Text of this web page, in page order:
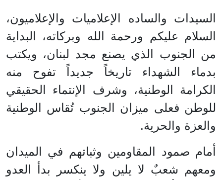
السيدات والساده الإعلاميات والإعلاميون،
السلام عليكم ورحمة الله وبركاته، البداية
من الجنوب الذي يصنع مجد لبنان، ويكتب
بدماء الشهداء تاريخاً جديداً تفوح منه
الكرامة الوطنية، وشرف الإنتماء الحقيقي
للوطن فعلى ميزان الجنوب تُقاس الوطنية
والعزة والحرية.
أمام صمود المقاومين وثباتهم في الميدان
ومعهم شعبٌ لا يلين ولا ينكسر بدأ العدو